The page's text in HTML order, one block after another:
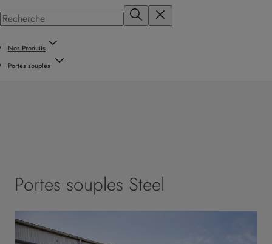
Nos Produits
Portes souples
Portes souples Steel